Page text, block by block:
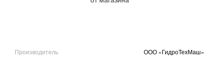
Производитель ООО «ГидроТехМаш»